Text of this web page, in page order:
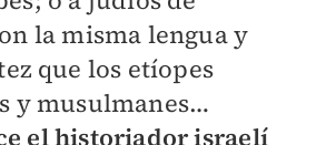
la misma lengua y
que los etíopes
y musulmanes…
el historiador israelí